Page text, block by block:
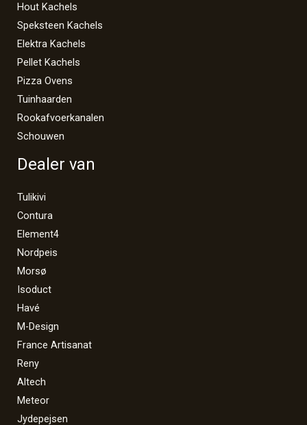
Hout Kachels
Speksteen Kachels
Elektra Kachels
Pellet Kachels
Pizza Ovens
Tuinhaarden
Rookafvoerkanalen
Schouwen
Dealer van
Tulikivi
Contura
Element4
Nordpeis
Morsø
Isoduct
Havé
M-Design
France Artisanat
Reny
Altech
Meteor
Jydepejsen